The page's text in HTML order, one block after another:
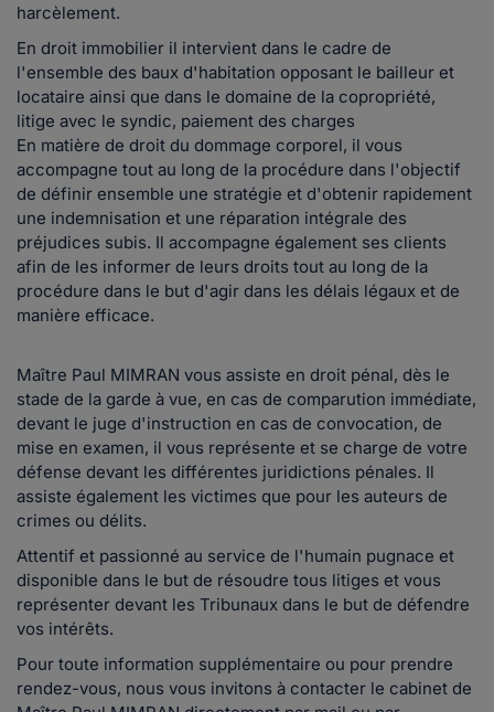
harcèlement.
En droit immobilier il intervient dans le cadre de
l'ensemble des baux d'habitation opposant le bailleur et
locataire ainsi que dans le domaine de la copropriété,
litige avec le syndic, paiement des charges
En matière de droit du dommage corporel, il vous
accompagne tout au long de la procédure dans l'objectif
de définir ensemble une stratégie et d'obtenir rapidement
une indemnisation et une réparation intégrale des
préjudices subis. Il accompagne également ses clients
afin de les informer de leurs droits tout au long de la
procédure dans le but d'agir dans les délais légaux et de
manière efficace.
Maître Paul MIMRAN vous assiste en droit pénal, dès le
stade de la garde à vue, en cas de comparution immédiate,
devant le juge d'instruction en cas de convocation, de
mise en examen, il vous représente et se charge de votre
défense devant les différentes juridictions pénales. Il
assiste également les victimes que pour les auteurs de
crimes ou délits.
Attentif et passionné au service de l'humain pugnace et
disponible dans le but de résoudre tous litiges et vous
représenter devant les Tribunaux dans le but de défendre
vos intérêts.
Pour toute information supplémentaire ou pour prendre
rendez-vous, nous vous invitons à contacter le cabinet de